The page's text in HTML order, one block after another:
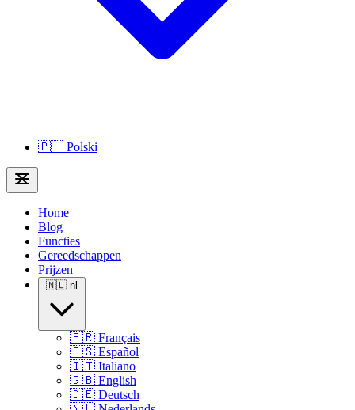
🇵🇱 Polski
Home
Blog
Functies
Gereedschappen
Prijzen
🇳🇱 nl
🇫🇷 Français
🇪🇸 Español
🇮🇹 Italiano
🇬🇧 English
🇩🇪 Deutsch